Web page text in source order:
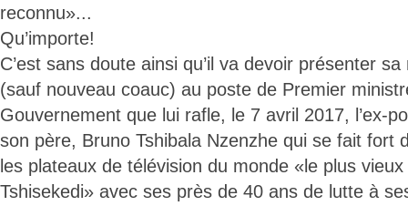
reconnu»...
Qu’importe!
C’est sans doute ainsi qu’il va devoir présenter
(sauf nouveau coauc) au poste de Premier
Gouvernement que lui rafle, le 7 avril 2017, l’ex-
son père, Bruno Tshibala Nzenzhe qui se fait fort
les plateaux de télévision du monde «le plus
Tshisekedi» avec ses près de 40 ans de lutte à